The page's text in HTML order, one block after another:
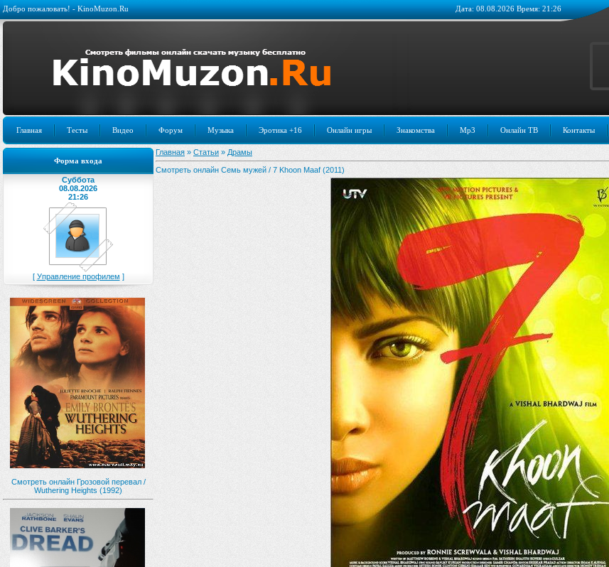
Дата: 08.08.2026 Время: 21:26
Добро пожаловать! - KinoMuzon.Ru
Главная Тесты Видео Форум Музыка Эротика +16 Онлайн игры Знакомства Mp3 Онлайн ТВ Контакты
Форма входа
Суббота
08.08.2026
21:26
[ Управление профилем ]
Смотреть онлайн Грозовой перевал /
Wuthering Heights (1992)
Главная » Статьи » Драмы
Смотреть онлайн Семь мужей / 7 Khoon Maaf (2011)